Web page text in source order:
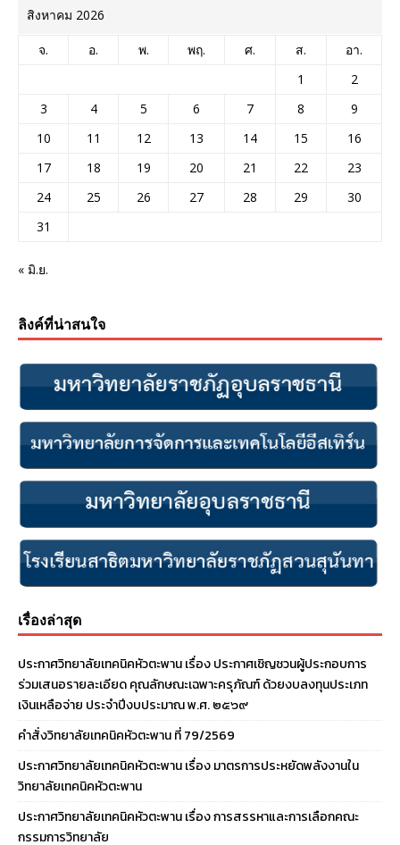
สิงหาคม 2026
จ. อ. พ. พฤ. ศ. ส.
อา.
1
2
3
4 5 6 7 8
9
10
11 12 13 14 15
16
17
18 19 20 21 22
23
24
25 26 27 28 29
30
31
« มิ.ย.
ลิงค์ที่น่าสนใจ
เรื่องล่าสุด
ประกาศวิทยาลัยเทคนิคหัวตะพาน เรื่อง ประกาศเชิญชวนผู้ประกอบการ
ร่วมเสนอรายละเอียด คุณลักษณะเฉพาะครุภัณฑ์ ด้วยงบลงทุนประเภท
เงินเหลือจ่าย ประจําปีงบประมาณ พ.ศ. ๒๕๖๙
คำสั่งวิทยาลัยเทคนิคหัวตะพาน ที่ 79/2569
ประกาศวิทยาลัยเทคนิคหัวตะพาน เรื่อง มาตรการประหยัดพลังงานใน
วิทยาลัยเทคนิคหัวตะพาน
ประกาศวิทยาลัยเทคนิคหัวตะพาน เรื่อง การสรรหาและการเลือกคณะ
กรรมการวิทยาลัย